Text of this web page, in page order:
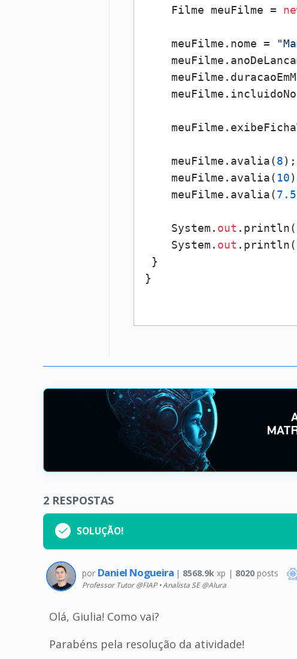
    Filme meuFilme =
    meuFilme.nome =
    meuFilme.avalia(
8);
    meuFilme.avalia(
10
    meuFilme.avalia(
7.5
    System.
out .println(
    System.
out .println(
}
2 RESPOSTAS
SOLUÇÃO!
por Daniel Nogueira | 8568.9k xp | 8020 posts
Professor Tutor @FIAP • Analista SE @Alura
Olá, Giulia! Como vai?
Parabéns pela resolução da atividade!